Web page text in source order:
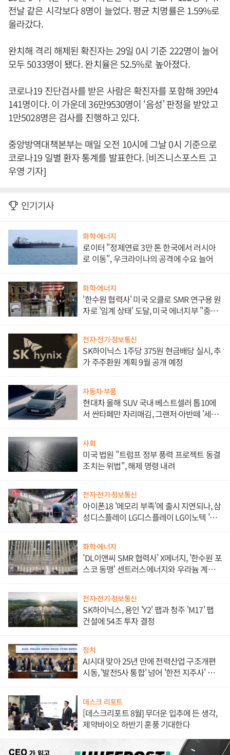
전날 같은 시각보다 8명이 늘었다. 평균 치명률은 1.59%로
올라갔다.
완치해 격리 해제된 확진자는 29일 0시 기준 222명이 늘어
모두 5033명이 됐다. 완치율은 52.5%로 높아졌다.
코로나19 진단검사를 받은 사람은 확진자를 포함해 39만4
141명이다. 이 가운데 36만9530명이 ‘음성’ 판정을 받았고
1만5028명은 검사를 진행하고 있다.
중앙방역대책본부는 매일 오전 10시에 그날 0시 기준으로
코로나19 일별 환자 통계를 발표한다. [비즈니스포스트 고
우영 기자]
인기기사
화학·에너지
로이터 "정제연료 3만 톤 한국에서 러시아
로 이동", 우크라이나의 공격에 수요 늘어
화학·에너지
'한수원 협력사' 미국 오클로 SMR 연구용 원
자로 '임계 상태' 도달, 미국 에너지부 "중요
전자·전기·정보통신
SK하이닉스 1주당 375원 현금배당 실시, 추
가 주주환원 계획 9월 공개 예정
자동차·부품
현대차 올해 SUV 국내 베스트셀러 톱10에
서 싼타페만 자리매김, 그랜저·아반떼 '세단
사회
미국 법원 "트럼프 정부 풍력 프로젝트 동결
조치는 위법", 해제 명령 내려
전자·전기·정보통신
아이폰18 '메모리 부족'에 출시 지연되나, 삼
성디스플레이 LG디스플레이 LG이노텍 '탈
화학·에너지
'DL이앤씨 SMR 협력사' X에너지, '한수원 포
스코 동맹' 센트러스에너지와 우라늄 계약
전자·전기·정보통신
SK하이닉스, 용인 'Y2' 팹과 청주 'M17' 팹
건설에 54조 투자 결정
정치
AI시대 맞아 25년 만에 전력산업 구조개편
시동, '발전5사 통합' 넘어 '한전 지주사' 재편
데스크 리포트
[데스크리포트 8월] 무더운 입추에 든 생각,
제약바이오 하반기 훈풍 기대한다